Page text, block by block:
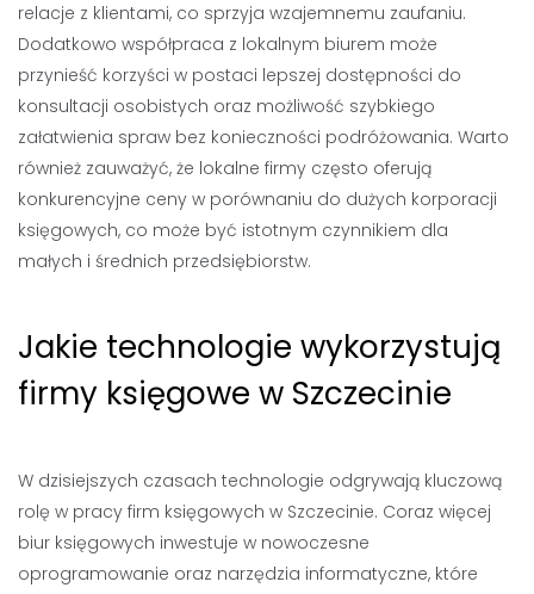
relacje z klientami, co sprzyja wzajemnemu zaufaniu.
Dodatkowo współpraca z lokalnym biurem może
przynieść korzyści w postaci lepszej dostępności do
konsultacji osobistych oraz możliwość szybkiego
załatwienia spraw bez konieczności podróżowania. Warto
również zauważyć, że lokalne firmy często oferują
konkurencyjne ceny w porównaniu do dużych korporacji
księgowych, co może być istotnym czynnikiem dla
małych i średnich przedsiębiorstw.
Jakie technologie wykorzystują
firmy księgowe w Szczecinie
W dzisiejszych czasach technologie odgrywają kluczową
rolę w pracy firm księgowych w Szczecinie. Coraz więcej
biur księgowych inwestuje w nowoczesne
oprogramowanie oraz narzędzia informatyczne, które